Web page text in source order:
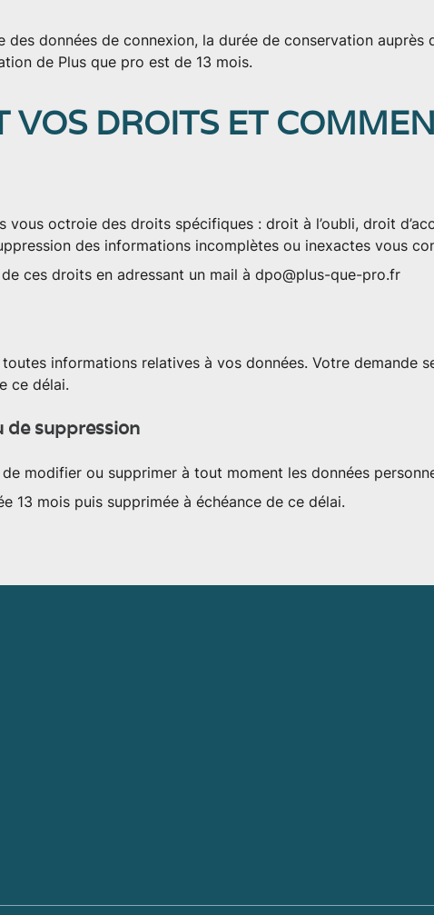
des données de connexion, la durée de conservation auprès
de Plus que pro est de 13 mois.
VOS DROITS ET
octroie des droits spécifiques : droit à l’oubli, droit
des informations incomplètes ou inexactes vous
ces droits en adressant un mail à dpo@plus-que-pro.fr
informations relatives à vos données. Votre demande
ce délai.
suppression
modifier ou supprimer à tout moment les données
13 mois puis supprimée à échéance de ce délai.